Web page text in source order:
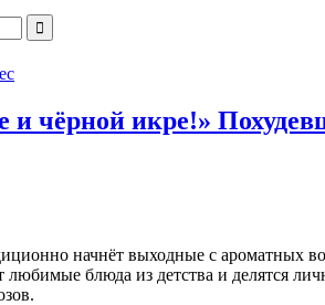
чёрной икре!»
начнёт выходные с ароматных
блюда из детства и делятся